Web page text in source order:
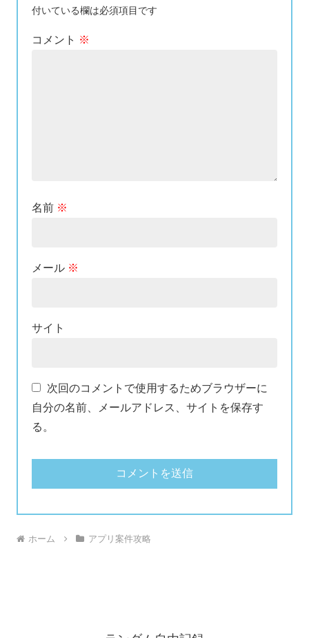
付いている欄は必須項目です
コメント ※
名前 ※
メール ※
サイト
次回のコメントで使用するためブラウザーに
自分の名前、メールアドレス、サイトを保存す
る。
ホーム アプリ案件攻略